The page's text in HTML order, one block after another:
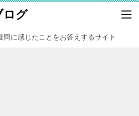
ログ
に感じたことをお答えするサイト